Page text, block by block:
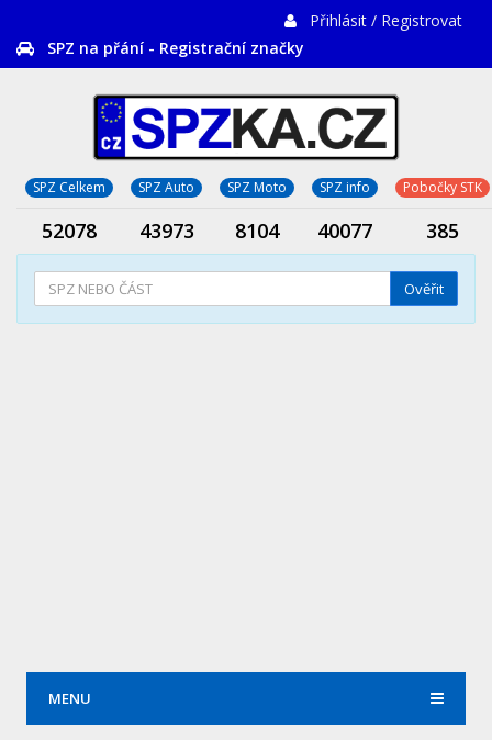
Přihlásit / Registrovat
SPZ na přání - Registrační značky
SPZ Celkem SPZ Auto SPZ Moto SPZ info Pobočky STK
52078 43973 8104 40077 385
Ověřit
MENU